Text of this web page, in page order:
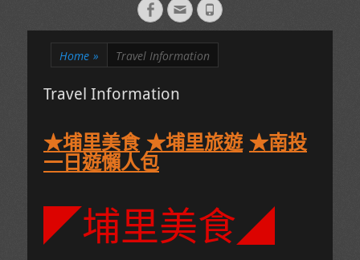
Facebook
EmailPhone
Home » Travel Information
Travel Information
★埔里美食 ★埔里旅遊 ★南投
一日遊懶人包
◤埔里美食◢